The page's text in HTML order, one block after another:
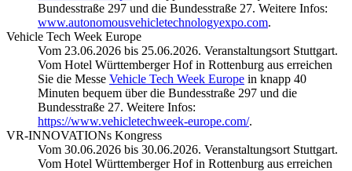
Bundesstraße 297 und die Bundesstraße 27. Weitere Infos:
www.autonomousvehicletechnologyexpo.com.
Vehicle Tech Week Europe
Vom 23.06.2026 bis 25.06.2026. Veranstaltungsort Stuttgart.
Vom Hotel Württemberger Hof in Rottenburg aus erreichen
Sie die Messe Vehicle Tech Week Europe in knapp 40
Minuten bequem über die Bundesstraße 297 und die
Bundesstraße 27. Weitere Infos:
https://www.vehicletechweek-europe.com/.
VR-INNOVATIONs Kongress
Vom 30.06.2026 bis 30.06.2026. Veranstaltungsort Stuttgart.
Vom Hotel Württemberger Hof in Rottenburg aus erreichen